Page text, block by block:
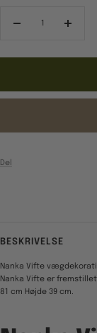
Forøg
Del
BESKRIVELSE
Nanka Vifte
Nanka Vifte er
81 cm Højde 39 cm.